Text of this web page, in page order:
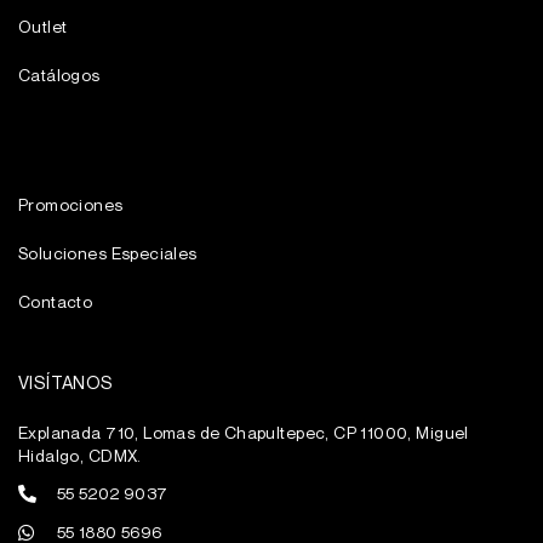
Outlet
Catálogos
Promociones
Soluciones Especiales
Contacto
VISÍTANOS
Explanada 710, Lomas de Chapultepec, CP 11000, Miguel
Hidalgo, CDMX.
55 5202 9037
55 1880 5696